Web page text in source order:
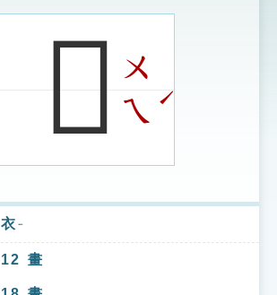
示
𧝖ㄨ
ㄟˊ
衣 ㄧ
12 畫